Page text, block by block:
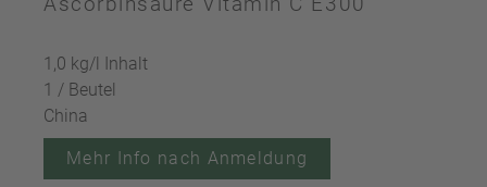
1,0 kg/l Inhalt
1 / Beutel
China
Mehr Info nach Anmeldung